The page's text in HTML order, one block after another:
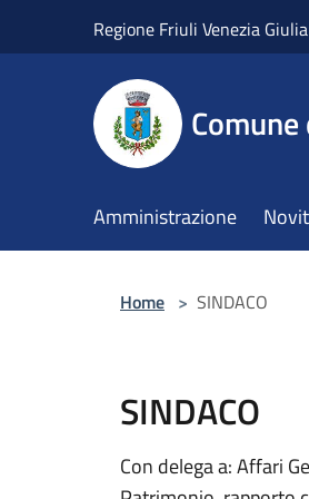
Regione Friuli Venezia Giulia
Amministrazione
Home > SINDACO
SINDACO
Con delega a: Affari